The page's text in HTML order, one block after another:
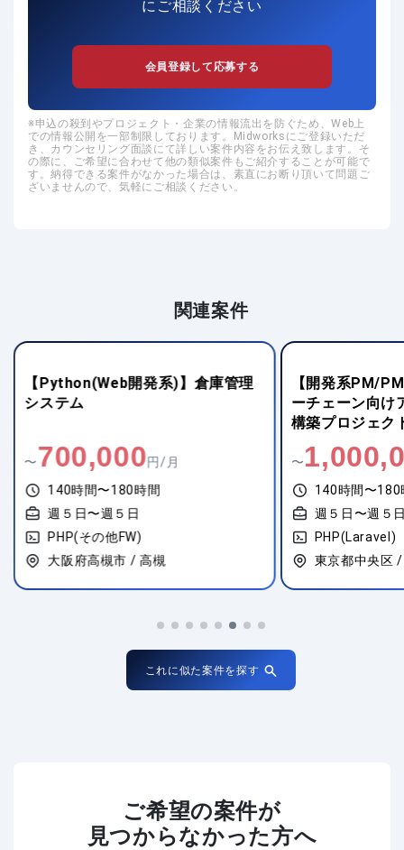
にご相談ください
会員登録して応募する
申込の殺到やプロジェクト・企業の情報流出を防ぐため、Web上
での情報公開を一部制限しております。Midworksにご登録いただ
き、カウンセリング面談にて詳しい案件内容をお伝え致します。そ
の際に、ご希望に合わせて他の類似案件もご紹介することが可能で
す。納得できる案件がなかった場合は、素直にお断り頂いて問題ご
ざいませんので、気軽にご相談ください。
関連案件
【Python(Web開発系)】倉庫管理
システム
〜700,000円/月
140時間〜180時間
週５日〜週５日
PHP(その他FW)
大阪府高槻市 / 高槻
【開発系PM/
ーチェーン向け
構築プロジェク
〜
140時間〜180
週５日〜週５
PHP(Laravel)
東京都中央区
これに似た案件を探す
ご希望の案件が
見つからなかった方へ